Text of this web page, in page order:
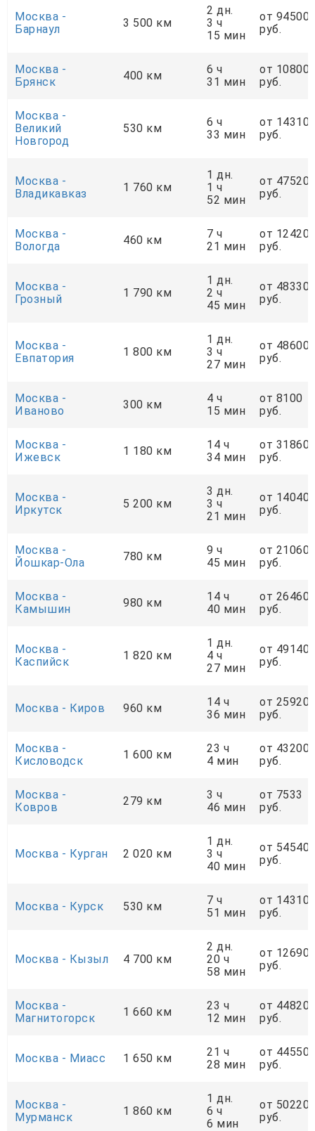
Москва -
Барнаул
3 500 км
2 дн.
3 ч
15 мин
от 94500
руб.
Москва -
Брянск
400 км
6 ч
31 мин
от 10800
руб.
Москва -
Великий
Новгород
530 км
6 ч
33 мин
от 14310
руб.
Москва -
Владикавказ
1 760 км
1 дн.
1 ч
52 мин
от 47520
руб.
Москва -
Вологда
460 км
7 ч
21 мин
от 12420
руб.
Москва -
Грозный
1 790 км
1 дн.
2 ч
45 мин
от 48330
руб.
Москва -
Евпатория
1 800 км
1 дн.
3 ч
27 мин
от 48600
руб.
Москва -
Иваново
300 км
4 ч
15 мин
от 8100
руб.
Москва -
Ижевск
1 180 км
14 ч
34 мин
от 31860
руб.
Москва -
Иркутск
5 200 км
3 дн.
3 ч
21 мин
от
руб.
Москва -
Йошкар-Ола
780 км
9 ч
45 мин
от 21060
руб.
Москва -
Камышин
980 км
14 ч
40 мин
от 26460
руб.
Москва -
Каспийск
1 820 км
1 дн.
4 ч
27 мин
от 49140
руб.
Москва - Киров 960 км
14 ч
36 мин
от 25920
руб.
Москва -
Кисловодск
1 600 км
23 ч
4 мин
от 43200
руб.
Москва -
Ковров
279 км
3 ч
46 мин
от 7533
руб.
Москва - Курган 2 020 км
1 дн.
3 ч
40 мин
от 54540
руб.
Москва - Курск 530 км
7 ч
51 мин
от 14310
руб.
Москва - Кызыл 4 700 км
2 дн.
20 ч
58 мин
от
руб.
Москва -
Магнитогорск
1 660 км
23 ч
12 мин
от 44820
руб.
Москва - Миасс 1 650 км
21 ч
28 мин
от 44550
руб.
Москва -
Мурманск
1 860 км
1 дн.
6 ч
6 мин
от 50220
руб.